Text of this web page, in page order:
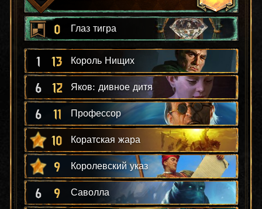
0 Глаз тигра
1 13 Король Нищих
6 12 Яков: дивное дитя
6 11 Профессор
10 Коратская жара
9 Королевский указ
6 9 Саволла